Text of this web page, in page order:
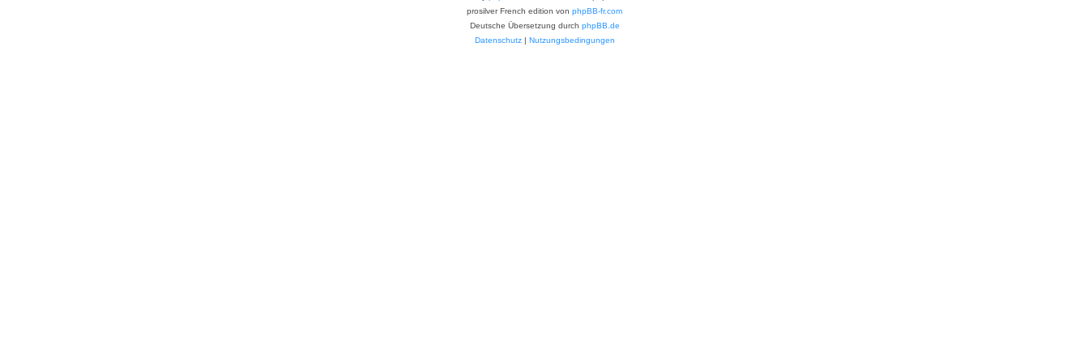
prosilver French edition von phpBB-fr.com
Deutsche Übersetzung durch phpBB.de
Datenschutz| Nutzungsbedingungen